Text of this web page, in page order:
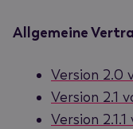
Allgemeine
Version 2.0
Version 2.1
Version